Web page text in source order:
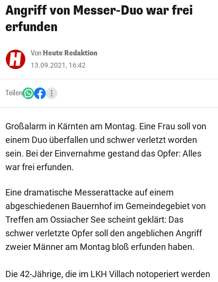
Angriff von Messer-Duo war frei
erfunden
Von Heute Redaktion
13.09.2021, 16:42
Teilen
Großalarm in Kärnten am Montag. Eine Frau soll von
einem Duo überfallen und schwer verletzt worden
sein. Bei der Einvernahme gestand das Opfer: Alles
war frei erfunden.
Eine dramatische Messerattacke auf einem
abgeschiedenen Bauernhof im Gemeindegebiet von
Treffen am Ossiacher See scheint geklärt: Das
schwer verletzte Opfer soll den angeblichen Angriff
zweier Männer am Montag bloß erfunden haben.
Die 42-Jährige, die im LKH Villach notoperiert werden